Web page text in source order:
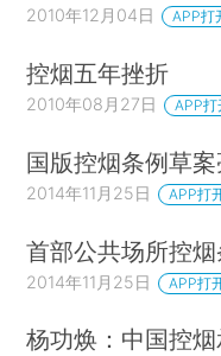
2010年12月04日 APP打
控烟五年挫折
2010年08月27日 APP打
国版控烟条例草
2014年11月25日 APP打
首部公共场所控
2014年11月25日 APP打
杨功焕：中国控